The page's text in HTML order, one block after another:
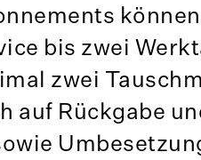
bis zwei
zwei
auf Rückgabe